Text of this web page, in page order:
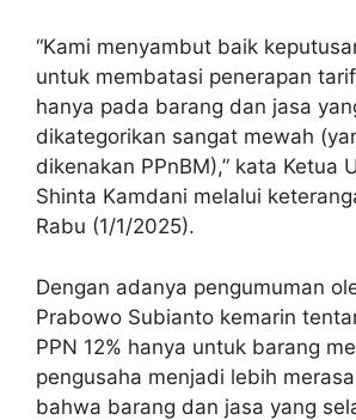
“Kami menyambut baik
untuk membatasi penerapan tarif
hanya pada barang dan jasa
dikategorikan sangat mewah
dikenakan PPnBM),” kata Ketua
Shinta Kamdani melalui
Rabu (1/1/2025).
Dengan adanya pengumuman
Prabowo Subianto kemarin
PPN 12% hanya untuk barang
pengusaha menjadi lebih
bahwa barang dan jasa yang